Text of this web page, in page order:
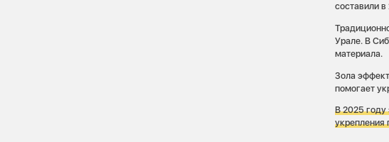
составили
Урале. В
материала.
Зола
помогает
В 2025 году
укрепления